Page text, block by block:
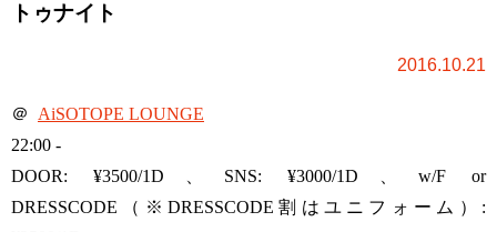
トゥナイト
2016.10.21
＠
AiSOTOPE LOUNGE
22:00 -
DOOR: ¥3500/1D、SNS: ¥3000/1D、w/F or
DRESSCODE（※DRESSCODE割はユニフォーム）: